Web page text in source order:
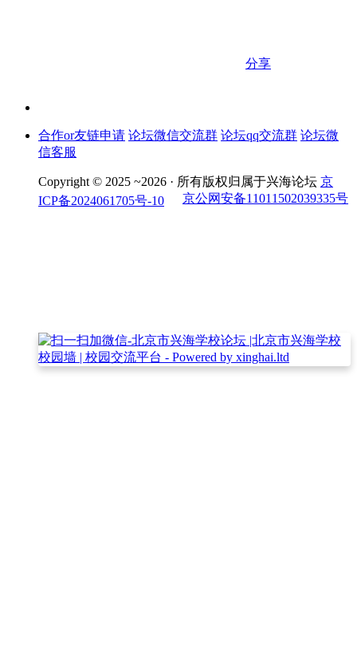
分享
合作or友链申请 论坛微信交流群 论坛qq交流群 论坛微
信客服
Copyright © 2025 ~2026 · 所有版权归属于兴海论坛 京
ICP备2024061705号-10
京公网安备11011502039335号